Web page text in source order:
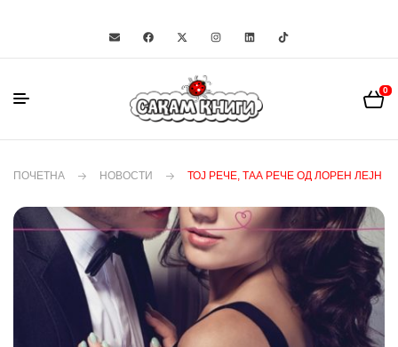
0
ПОЧЕТНА НОВОСТИ ТОЈ РЕЧЕ, ТАА РЕЧЕ ОД ЛОРЕН ЛЕЈН